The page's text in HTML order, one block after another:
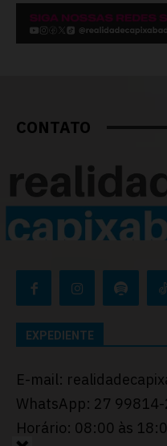
CONTATO
EXPEDIENTE
E-mail:
WhatsApp: 27
Horário: 08:00 às